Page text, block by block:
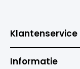
Klantenservice
Informatie